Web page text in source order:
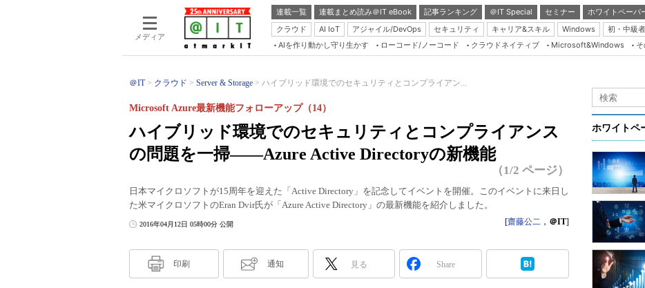
メディア
連載一覧 連載まとめ読み＠IT eBook 記事ランキング ＠IT Special セミナー
ホワイトペーパ
クラウド
AI IoT アジャイル/DevOps セキュリティ キャリア&スキル Windows 初・中級
Server & Storage
Java Agile
Database Expert
Linux ＆ OSS
Master of IP Network
Security & Trust
Test & Tools
Insider.NET
AIを作り動かし守り生かす ローコード/ノーコード クラウドネイティブ Microsoft&Windows
＠IT クラウド Server & Storage ハイブリッド環境でのセキュリティとコンプライアン...
ハイブリッド環境でのセキュリティとコンプライアンス
の問題を一掃――Azure Active Directoryの新機能
Microsoft Azure最新機能フォローアップ（14）
（1/2 ページ）
日本マイクロソフトが15周年を迎えた「Active Directory」を記念してイベントを開催。このイベントに来日し
た米マイクロソフトのEran Dvir氏が「Azure Active Directory」の最新機能を紹介しました。
2016年04月12日 05時00分 公開 [齋藤公二 ， ＠IT]
印刷 通知 見る Share
ホワイトペ